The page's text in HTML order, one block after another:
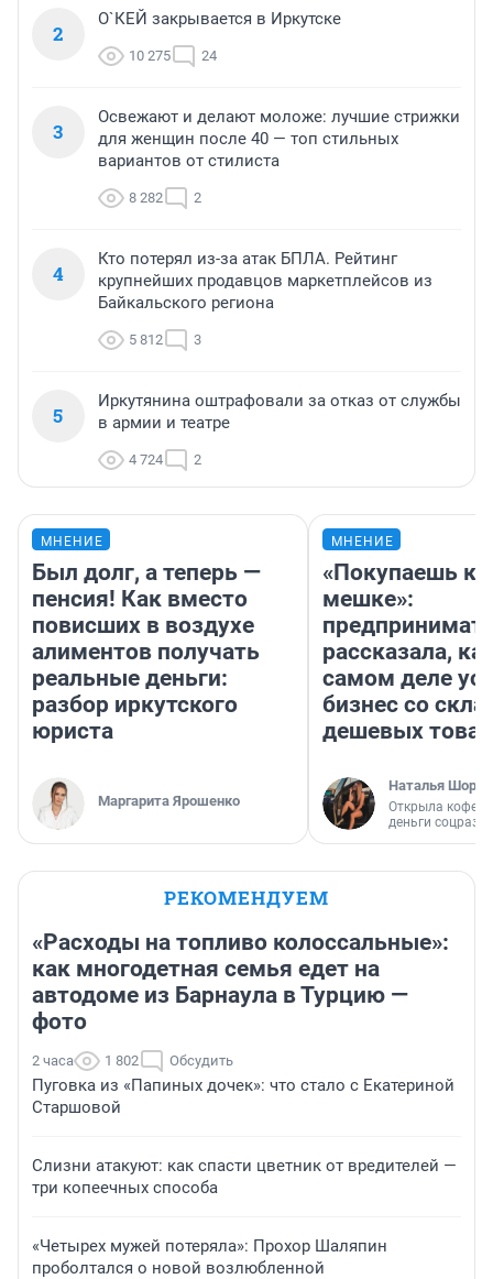
2
О`КЕЙ закрывается в Иркутске
10 275 24
3
Освежают и делают моложе: лучшие стрижки
для женщин после 40 — топ стильных
вариантов от стилиста
8 282 2
4
Кто потерял из-за атак БПЛА. Рейтинг
крупнейших продавцов маркетплейсов из
Байкальского региона
5 812 3
5
Иркутянина оштрафовали за отказ от службы
в армии и театре
4 724 2
МНЕНИЕ
Был долг, а теперь —
пенсия! Как вместо
повисших в воздухе
алиментов получать
реальные деньги:
разбор иркутского
юриста
Маргарита Ярошенко
МНЕНИЕ
«Покупаешь
мешке»:
рассказала,
самом деле
бизнес со
дешевых
Наталья
Открыла
деньги
РЕКОМЕНДУЕМ
«Расходы на топливо колоссальные»:
как многодетная семья едет на
автодоме из Барнаула в Турцию —
фото
2 часа 1 802 Обсудить
Пуговка из «Папиных дочек»: что стало с Екатериной
Старшовой
Слизни атакуют: как спасти цветник от вредителей —
три копеечных способа
«Четырех мужей потеряла»: Прохор Шаляпин
проболтался о новой возлюбленной